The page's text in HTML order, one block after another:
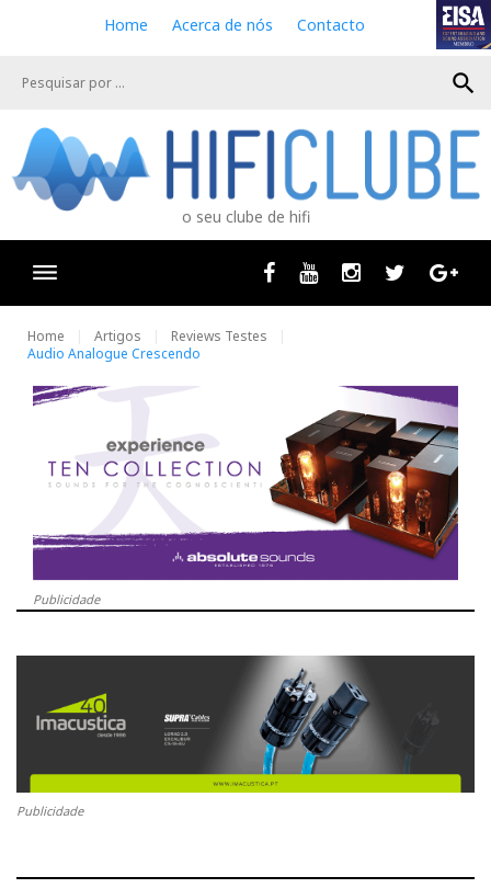
e
Home Acerca de nós Contacto
search
o seu clube de hifi
Facebook
Youtube InstagramTwitter
Home Artigos
Reviews Testes
Audio Analogue Crescendo
Publicidade
Publicidade